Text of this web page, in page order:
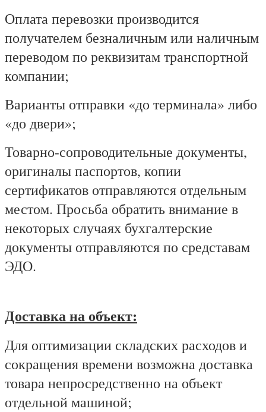
Оплата перевозки производится
получателем безналичным или наличным
переводом по реквизитам транспортной
компании;
Варианты отправки «до терминала» либо
«до двери»;
Товарно-сопроводительные документы,
оригиналы паспортов, копии
сертификатов отправляются отдельным
местом. Просьба обратить внимание в
некоторых случаях бухгалтерские
документы отправляются по средставам
ЭДО.
Доставка на объект:
Для оптимизации складских расходов и
сокращения времени возможна доставка
товара непросредственно на объект
отдельной машиной;